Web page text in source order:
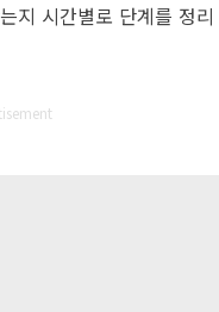
지 시간별로 단계를 정리